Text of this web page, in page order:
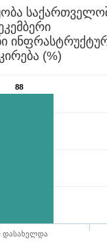
(%)
88
დასახელდა